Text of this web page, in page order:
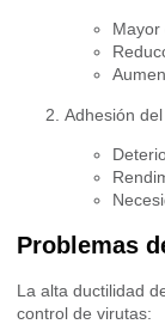
Mayor
Adhesión
Problemas
La alta ductilidad
control de virutas: